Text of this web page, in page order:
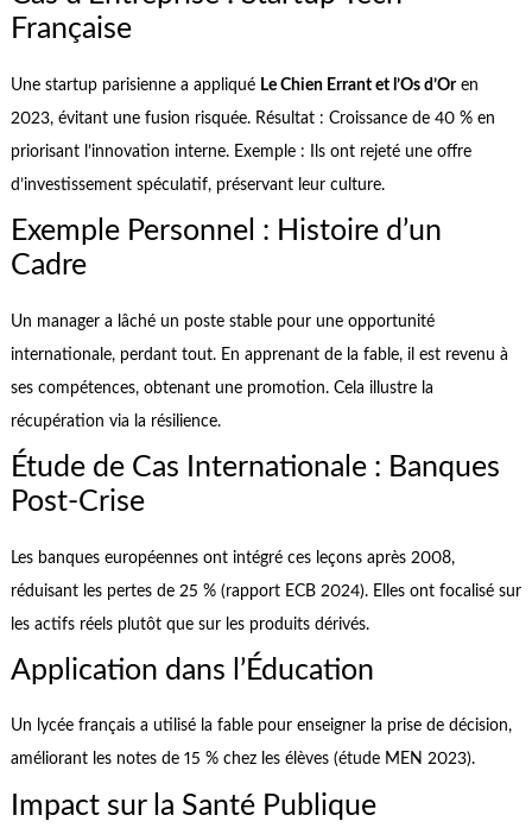
Française
Une startup parisienne a appliqué Le Chien Errant et l’Os d’Oren
2023, évitant une fusion risquée. Résultat : Croissance de 40 % en
priorisant l’innovation interne. Exemple : Ils ont rejeté une offre
d’investissement spéculatif, préservant leur culture.
Exemple Personnel : Histoire d’un
Cadre
Un manager a lâché un poste stable pour une opportunité
internationale, perdant tout. En apprenant de la fable, il est revenu à
ses compétences, obtenant une promotion. Cela illustre la
récupération via la résilience.
Étude de Cas Internationale : Banques
Post-Crise
Les banques européennes ont intégré ces leçons après 2008,
réduisant les pertes de 25 % (rapport ECB 2024). Elles ont focalisé sur
les actifs réels plutôt que sur les produits dérivés.
Application dans l’Éducation
Un lycée français a utilisé la fable pour enseigner la prise de décision,
améliorant les notes de 15 % chez les élèves (étude MEN 2023).
Impact sur la Santé Publique